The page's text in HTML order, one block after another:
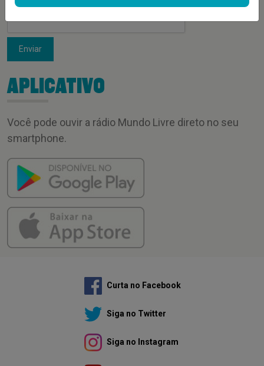
Enviar
APLICATIVO
Você pode ouvir a rádio Mundo Livre direto no seu
smartphone.
Curta no Facebook
Siga no Twitter
Siga no Instagram